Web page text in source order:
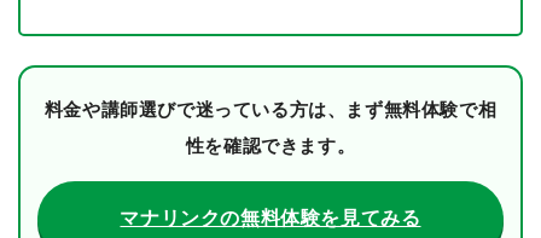
料金や講師選びで迷っている方は、まず無料体験で相
性を確認できます。
マナリンクの無料体験を見てみる